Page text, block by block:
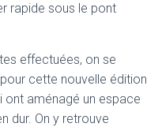
rapide sous le pont
effectuées, on se
cette nouvelle édition
ont aménagé un espace
dur. On y retrouve